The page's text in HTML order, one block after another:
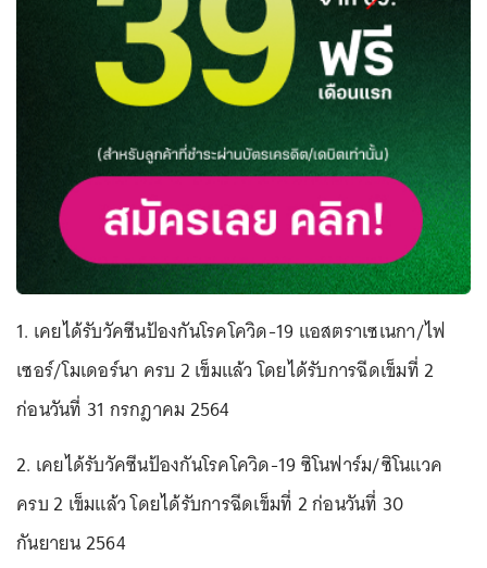
1. เคยได้รับวัคซีนป้องกันโรคโควิด-19 แอสตราเซเนกา/ไฟ
เซอร์/โมเดอร์นา ครบ 2 เข็มแล้ว โดยได้รับการฉีดเข็มที่ 2
ก่อนวันที่ 31 กรกฎาคม 2564
2. เคยได้รับวัคซีนป้องกันโรคโควิด-19 ซิโนฟาร์ม/ซิโนแวค
ครบ 2 เข็มแล้ว โดยได้รับการฉีดเข็มที่ 2 ก่อนวันที่ 30
กันยายน 2564